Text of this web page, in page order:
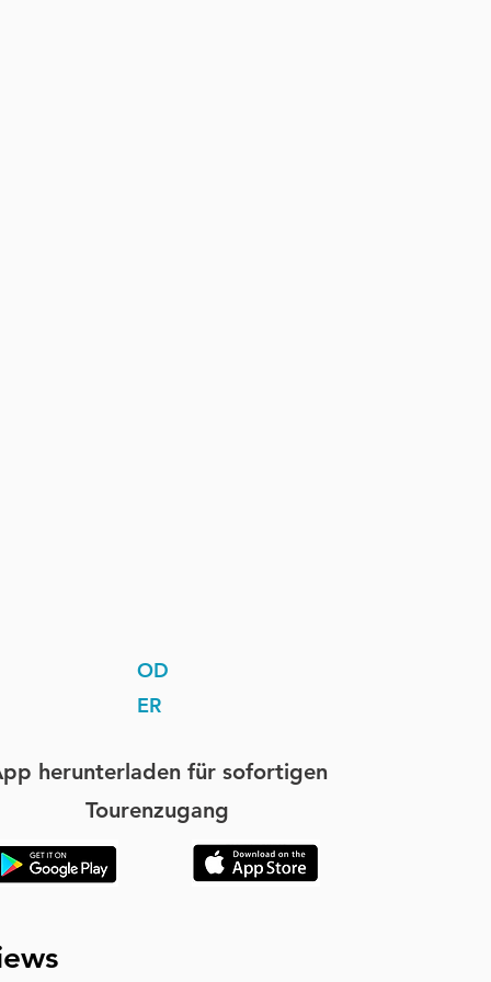
OD
ER
herunterladen für sofortigen
Tourenzugang